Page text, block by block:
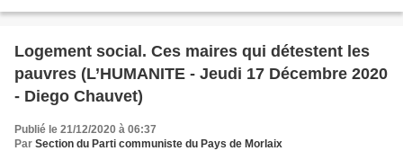
Logement social. Ces maires qui détestent les
pauvres (L’HUMANITE - Jeudi 17 Décembre 2020
- Diego Chauvet)
Publié le 21/12/2020 à 06:37
Par Section du Parti communiste du Pays de Morlaix